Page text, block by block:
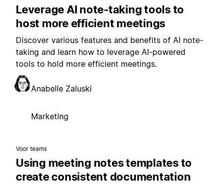
Leverage AI note-taking tools to
host more efficient meetings
Discover various features and benefits of AI note-
taking and learn how to leverage AI-powered
tools to hold more efficient meetings.
Anabelle Zaluski
Marketing
Voor teams
Using meeting notes templates to
create consistent documentation